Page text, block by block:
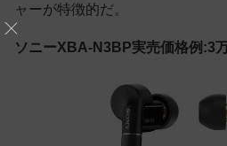
ャーが特徴的だ。
ソニーXBA-N3BP実売価格例:3